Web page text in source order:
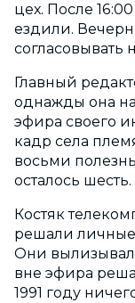
цех. После
ездили.
согласовывать
Главный
однажды она
эфира своего
кадр села
восьми
осталось шесть.
Костяк
решали личные
Они
вне эфира
1991 году